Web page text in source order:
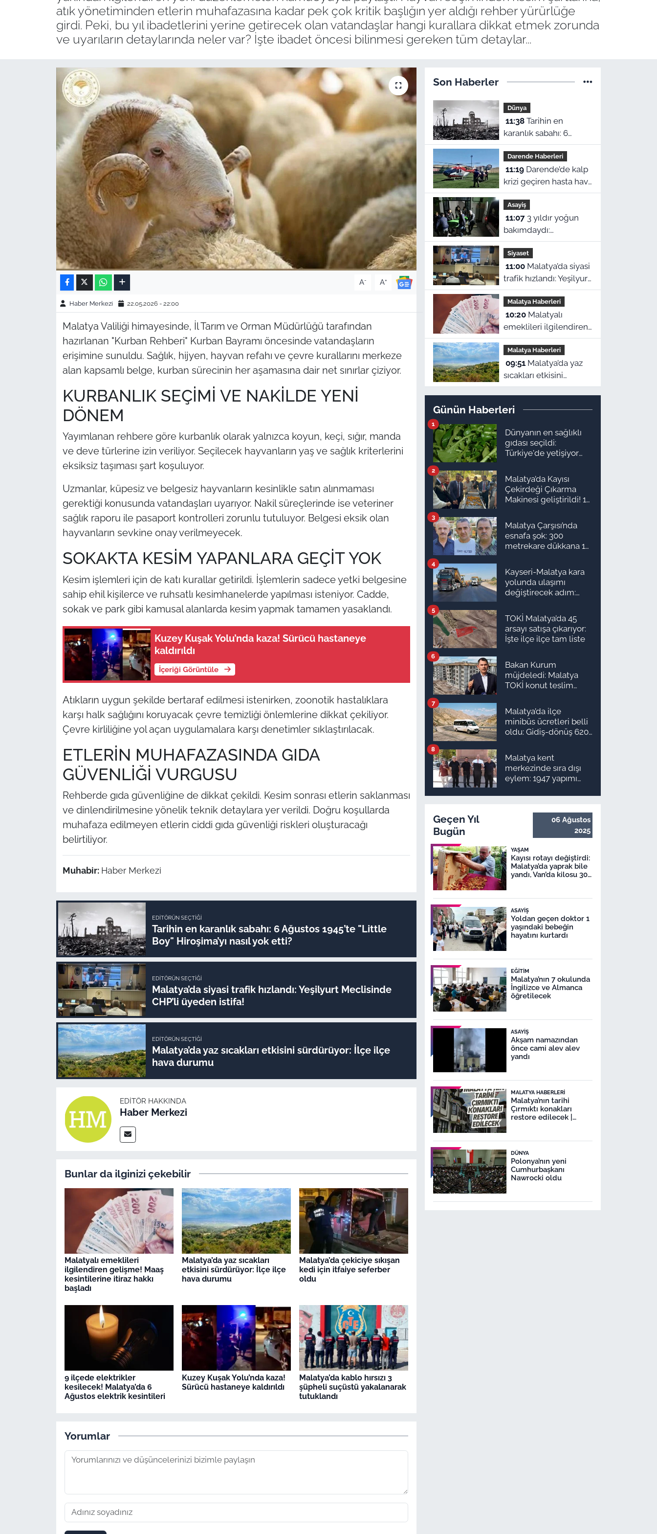
atık yönetiminden etlerin muhafazasına kadar pek çok kritik başlığın yer aldığı rehber yürürlüğe
girdi. Peki, bu yıl ibadetlerini yerine getirecek olan vatandaşlar hangi kurallara dikkat etmek zorunda
ve uyarıların detaylarında neler var? İşte ibadet öncesi bilinmesi gereken tüm detaylar...
A- A+
Haber Merkezi 22.05.2026 - 22:00
Malatya Valiliği himayesinde, İl Tarım ve Orman Müdürlüğü tarafından
hazırlanan "Kurban Rehberi" Kurban Bayramı öncesinde vatandaşların
erişimine sunuldu. Sağlık, hijyen, hayvan refahı ve çevre kurallarını merkeze
alan kapsamlı belge, kurban sürecinin her aşamasına dair net sınırlar çiziyor.
KURBANLIK SEÇİMİ VE NAKİLDE YENİ
DÖNEM
Yayımlanan rehbere göre kurbanlık olarak yalnızca koyun, keçi, sığır, manda
ve deve türlerine izin veriliyor. Seçilecek hayvanların yaş ve sağlık kriterlerini
eksiksiz taşıması şart koşuluyor.
Uzmanlar, küpesiz ve belgesiz hayvanların kesinlikle satın alınmaması
gerektiği konusunda vatandaşları uyarıyor. Nakil süreçlerinde ise veteriner
sağlık raporu ile pasaport kontrolleri zorunlu tutuluyor. Belgesi eksik olan
hayvanların sevkine onay verilmeyecek.
SOKAKTA KESİM YAPANLARA GEÇİT YOK
Kesim işlemleri için de katı kurallar getirildi. İşlemlerin sadece yetki belgesine
sahip ehil kişilerce ve ruhsatlı kesimhanelerde yapılması isteniyor. Cadde,
sokak ve park gibi kamusal alanlarda kesim yapmak tamamen yasaklandı.
Kuzey Kuşak Yolu’nda kaza! Sürücü hastaneye
kaldırıldı
İçeriği Görüntüle
Atıkların uygun şekilde bertaraf edilmesi istenirken, zoonotik hastalıklara
karşı halk sağlığını koruyacak çevre temizliği önlemlerine dikkat çekiliyor.
Çevre kirliliğine yol açan uygulamalara karşı denetimler sıklaştırılacak.
ETLERİN MUHAFAZASINDA GIDA
GÜVENLİĞİ VURGUSU
Rehberde gıda güvenliğine de dikkat çekildi. Kesim sonrası etlerin saklanması
ve dinlendirilmesine yönelik teknik detaylara yer verildi. Doğru koşullarda
muhafaza edilmeyen etlerin ciddi gıda güvenliği riskleri oluşturacağı
belirtiliyor.
Muhabir: Haber Merkezi
EDITÖRÜN SEÇTIĞI
Tarihin en karanlık sabahı: 6 Ağustos 1945’te "Little
Boy" Hiroşima’yı nasıl yok etti?
EDITÖRÜN SEÇTIĞI
Malatya’da siyasi trafik hızlandı: Yeşilyurt Meclisinde
CHP’li üyeden istifa!
EDITÖRÜN SEÇTIĞI
Malatya’da yaz sıcakları etkisini sürdürüyor: İlçe ilçe
hava durumu
EDITÖR HAKKINDA
Haber Merkezi
Bunlar da ilginizi çekebilir
Malatyalı emeklileri
ilgilendiren gelişme! Maaş
kesintilerine itiraz hakkı
başladı
Malatya’da yaz sıcakları
etkisini sürdürüyor: İlçe ilçe
hava durumu
Malatya’da çekiciye sıkışan
kedi için itfaiye seferber
oldu
9 ilçede elektrikler
kesilecek! Malatya’da 6
Ağustos elektrik kesintileri
Kuzey Kuşak Yolu’nda kaza!
Sürücü hastaneye kaldırıldı
Malatya’da kablo hırsızı 3
şüpheli suçüstü yakalanarak
tutuklandı
Yorumlar
Son Haberler
Dünya
11:38Tarihin en
karanlık sabahı: 6
Ağustos 1945’te "Little
Boy" Hiroşima’yı nasıl
yok etti?
Darende Haberleri
11:19Darende’de kalp
krizi geçiren hasta hava
ambulansıyla
Malatya’ya sevk edildi
Asayiş
11:073 yıldır yoğun
bakımdaydı:
Malatya'daki cinayetin
zanlısı hayatını kaybetti
Siyaset
11:00Malatya’da siyasi
trafik hızlandı: Yeşilyurt
Meclisinde CHP’li
üyeden istifa!
Malatya Haberleri
10:20Malatyalı
emeklileri ilgilendiren
gelişme! Maaş
kesintilerine itiraz hakkı
başladı
Malatya Haberleri
09:51Malatya’da yaz
sıcakları etkisini
sürdürüyor: İlçe ilçe
Günün Haberleri
Dünyanın en sağlıklı
gıdası seçildi:
Türkiye'de yetişiyor
bakmıyor
1
Malatya’da Kayısı
Çekirdeği Çıkarma
Makinesi geliştirildi! 16
2
Malatya Çarşısı’nda
esnafa şok: 300
metrekare dükkana 1
3
Kayseri-Malatya kara
yolunda ulaşımı
değiştirecek adım:
4
TOKİ Malatya’da 45
arsayı satışa çıkarıyor:
İşte ilçe ilçe tam liste
5
Bakan Kurum
müjdeledi: Malatya
TOKİ konut teslim
ilçe ilçe teslimat
takvimi ve ödeme
planı
6
Malatya’da ilçe
minibüs ücretleri belli
oldu: Gidiş-dönüş 620
7
Malatya kent
merkezinde sıra dışı
eylem: 1947 yapımı
giydirmek istediler
8
Geçen Yıl
Bugün
06 Ağustos
2025
YAŞAM
Kayısı rotayı değiştirdi:
Malatya’da yaprak bile
yandı, Van’da kilosu 300
ASAYIŞ
Yoldan geçen doktor 1
yaşındaki bebeğin
hayatını kurtardı
EĞITIM
Malatya’nın 7 okulunda
İngilizce ve Almanca
öğretilecek
ASAYIŞ
Akşam namazından
önce cami alev alev
yandı
MALATYA HABERLERI
Malatya’nın tarihi
Çırmıktı konakları
restore edilecek |
restorasyon
DÜNYA
Polonya’nın yeni
Cumhurbaşkanı
Nawrocki oldu